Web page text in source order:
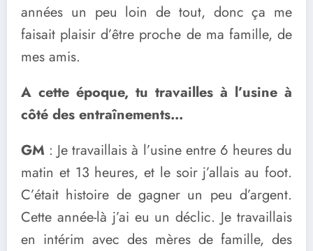
années un peu loin de tout, donc ça me
faisait plaisir d’être proche de ma famille, de
mes amis.
A cette époque, tu travailles à l’usine à
côté des entraînements…
GM : Je travaillais à l’usine entre 6 heures du
matin et 13 heures, et le soir j’allais au foot.
C’était histoire de gagner un peu d’argent.
Cette année-là j’ai eu un déclic. Je travaillais
en intérim avec des mères de famille, des